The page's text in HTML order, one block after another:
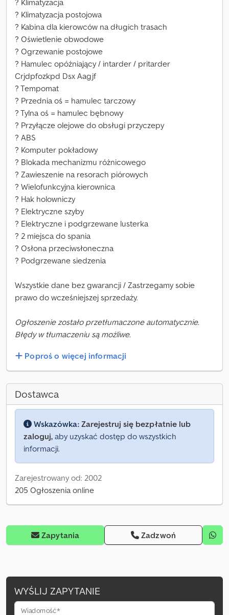
? Klimatyzacja
? Klimatyzacja postojowa
? Kabina dla kierowców na długich trasach
? Oświetlenie obwodowe
? Ogrzewanie postojowe
? Hamulec opóźniający / intarder / pritarder
Crjdpfozkpd Dsx Aagjf
? Tempomat
? Przednia oś = hamulec tarczowy
? Tylna oś = hamulec bębnowy
? Przyłącze olejowe do obsługi przyczepy
? ABS
? Komputer pokładowy
? Blokada mechanizmu różnicowego
? Zawieszenie na resorach piórowych
? Wielofunkcyjna kierownica
? Hak holowniczy
? Elektryczne szyby
? Elektryczne i podgrzewane lusterka
? 2 miejsca do spania
? Osłona przeciwsłoneczna
? Podgrzewane siedzenia
Wszystkie dane bez gwarancji / Zastrzegamy sobie
prawo do wcześniejszej sprzedaży.
Ogłoszenie zostało przetłumaczone automatycznie.
Błędy w tłumaczeniu są możliwe.
Poproś o więcej informacji
Dostawca
Wskazówka: Zarejestruj się bezpłatnie lub
zaloguj, aby uzyskać dostęp do wszystkich
informacji.
Zarejestrowany od: 2002
205 Ogłoszenia online
Zapytania Zadzwoń
WYŚLIJ ZAPYTANIE
Wiadomość*